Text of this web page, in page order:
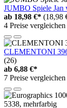
JUMBO Spiele Jan
ab 18,98 €* (18,98
4 Preise vergleichen
CLEMENTONI
(26)
ab 6,88 €*
7 Preise vergleichen